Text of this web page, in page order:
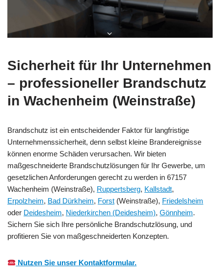
Sicherheit für Ihr Unternehmen
– professioneller Brandschutz
in Wachenheim (Weinstraße)
Brandschutz ist ein entscheidender Faktor für langfristige
Unternehmenssicherheit, denn selbst kleine Brandereignisse
können enorme Schäden verursachen. Wir bieten
maßgeschneiderte Brandschutzlösungen für Ihr Gewerbe, um
gesetzlichen Anforderungen gerecht zu werden in 67157
Wachenheim (Weinstraße), Ruppertsberg, Kallstadt,
Erpolzheim, Bad Dürkheim, Forst (Weinstraße), Friedelsheim
oder Deidesheim, Niederkirchen (Deidesheim), Gönnheim.
Sichern Sie sich Ihre persönliche Brandschutzlösung, und
profitieren Sie von maßgeschneiderten Konzepten.
Nutzen Sie unser Kontaktformular.